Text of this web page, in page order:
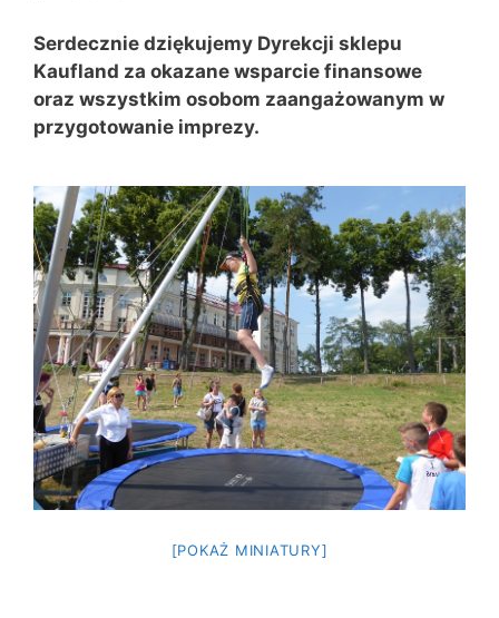
Serdecznie dziękujemy Dyrekcji sklepu
Kaufland za okazane wsparcie finansowe
oraz wszystkim osobom zaangażowanym w
przygotowanie imprezy.
[POKAŻ MINIATURY]